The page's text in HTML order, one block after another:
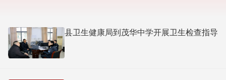
县卫生健康局到茂华中学开展卫生检查指导